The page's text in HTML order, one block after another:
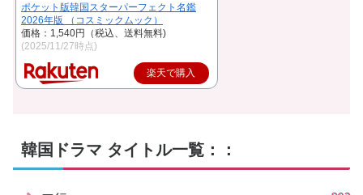
ポケット版韓国スターパーフェクト名鑑
2026年版 （コスミックムック）
価格：1,540円（税込、送料無料)
(2025/11/27時点)
楽天で購入
韓国ドラマ タイトル一覧：：